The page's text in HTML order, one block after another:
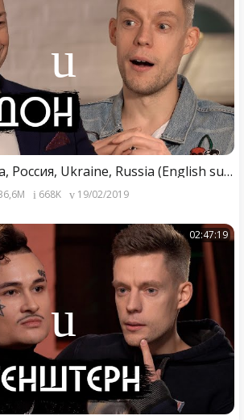
Гордон - Украина, Россия, Ukraine, Russia (English subs)
668K 19/02/2019
02:47:19